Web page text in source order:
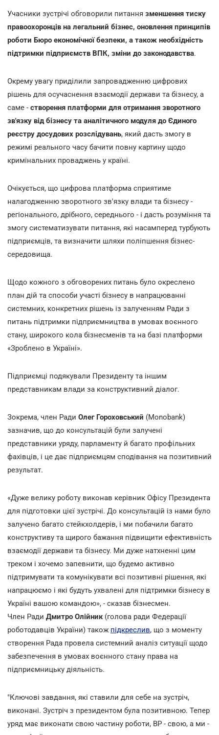
Учасники зустрічі обговорили питання зменшення тиску
правоохоронців на легальний бізнес, оновлення принципів
роботи Бюро економічної безпеки, а також необхідність
підтримки підприємств ВПК, зміни до законодавства.
Окрему увагу приділили запровадженню цифрових
рішень для осучаснення взаємодії держави та бізнесу, а
саме - створення платформи для отримання зворотного
зв'язку від бізнесу та аналітичного модуля до Єдиного
реєстру досудових розслідувань, який дасть змогу в
режимі реального часу бачити повну картину щодо
кримінальних проваджень у країні.
Очікується, що цифрова платформа сприятиме
налагодженню зворотного зв'язку влади та бізнесу -
регіонального, дрібного, середнього - і дасть розуміння та
змогу систематизувати питання, які насамперед турбують
підприємців, та визначити шляхи поліпшення бізнес-
середовища.
Щодо кожного з обговорених питань було окреслено
план дій та способи участі бізнесу в напрацюванні
системних, конкретних рішень із залученням Ради з
питань підтримки підприємництва в умовах воєнного
стану, широкого кола бізнесменів та на базі платформи
«Зроблено в Україні».
Підприємці подякували Президенту та іншим
представникам влади за конструктивний діалог.
Зокрема, член Ради Олег Гороховський (Monobank)
зазначив, що до консультацій були залучені
представники уряду, парламенту й багато профільних
фахівців, і це дає підприємцям сподівання на позитивний
результат.
«Дуже велику роботу виконав керівник Офісу Президента
для підготовки цієї зустрічі. До консультацій із нами було
залучено багато стейкхолдерів, і ми побачили багато
конструктиву та щирого бажання підвищити ефективність
взаємодії держави та бізнесу. Ми дуже натхненні цим
треком і хочемо запевнити, що будемо активно
підтримувати та комунікувати всі позитивні рішення, які
напрацюємо і які будуть ухвалені для підтримки бізнесу в
Україні вашою командою», - сказав бізнесмен.
Член Ради Дмитро Олійник(голова ради Федерації
роботодавців України) також підкреслив, що з моменту
створення Рада провела системний аналіз ситуації щодо
забезпечення в умовах воєнного стану права на
підприємницьку діяльність.
"Ключові завдання, які ставили для себе на зустріч,
виконані. Зустріч з президентом була позитивною. Тепер
уряд має виконати свою частину роботи, ВР - свою, а ми -